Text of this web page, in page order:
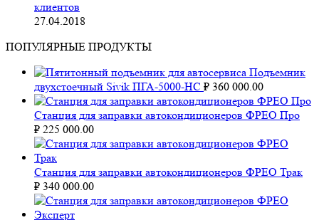
клиентов
27.04.2018
ПОПУЛЯРНЫЕ ПРОДУКТЫ
Подъемник
двухстоечный Sivik ПГА-5000-НС ₽ 360 000.00
Станция для заправки автокондиционеров ФРЕО Про
₽ 225 000.00
Станция для заправки автокондиционеров ФРЕО Трак
₽ 340 000.00